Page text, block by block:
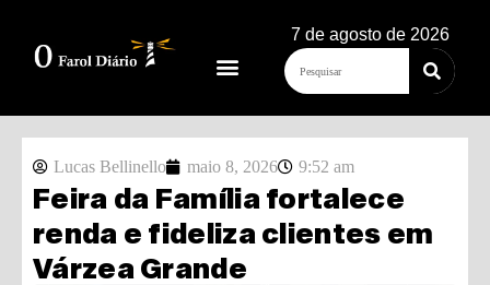
7 de agosto de 2026
Lucas Bellinello maio 8, 2026 9:52 am
Feira da Família fortalece
renda e fideliza clientes em
Várzea Grande